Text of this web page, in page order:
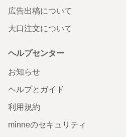
広告出稿について
大口注文について
ヘルプセンター
お知らせ
ヘルプとガイド
利用規約
minneのセキュリティ